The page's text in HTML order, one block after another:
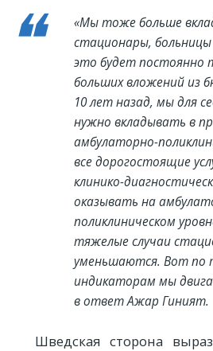
«Мы тоже больше
стационары,
это будет постоянно
больших вложений из
10 лет назад, мы для
нужно вкладывать в
амбулаторно-
все дорогостоящие
клинико-
оказывать на
поликлиническом
тяжелые случаи
уменьшаются. Вот по
индикаторам мы
в ответ Ажар Гиният.
Шведская сторона